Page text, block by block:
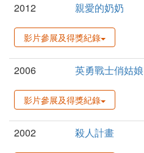
2012 親愛的奶奶
影片參展及得獎紀錄
2006 英勇戰士俏姑娘
影片參展及得獎紀錄
2002 殺人計畫